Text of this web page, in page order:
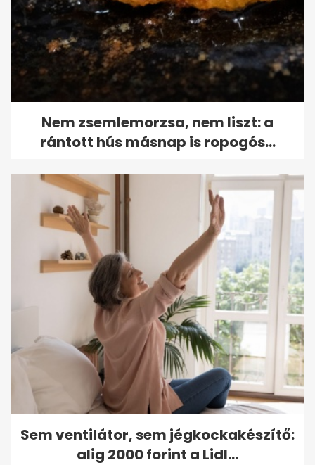
Nem zsemlemorzsa, nem liszt: a
rántott hús másnap is ropogós...
Sem ventilátor, sem jégkockakészítő:
alig 2000 forint a Lidl...